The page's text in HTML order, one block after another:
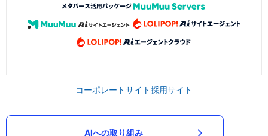
コーポレートサイト採用サイト
AIへの取り組み